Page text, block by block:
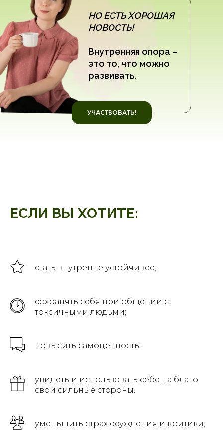
НО ЕСТЬ ХОРОШАЯ
НОВОСТЬ!
Внутренняя опора –
это то, что можно
развивать.
УЧАСТВОВАТЬ!
ЕСЛИ ВЫ ХОТИТЕ:
стать внутренне устойчивее;
сохранять себя при общении с
токсичными людьми;
повысить самоценность;
увидеть и использовать себе на благо
свои сильные стороны.
уменьшить страх осуждения и критики;